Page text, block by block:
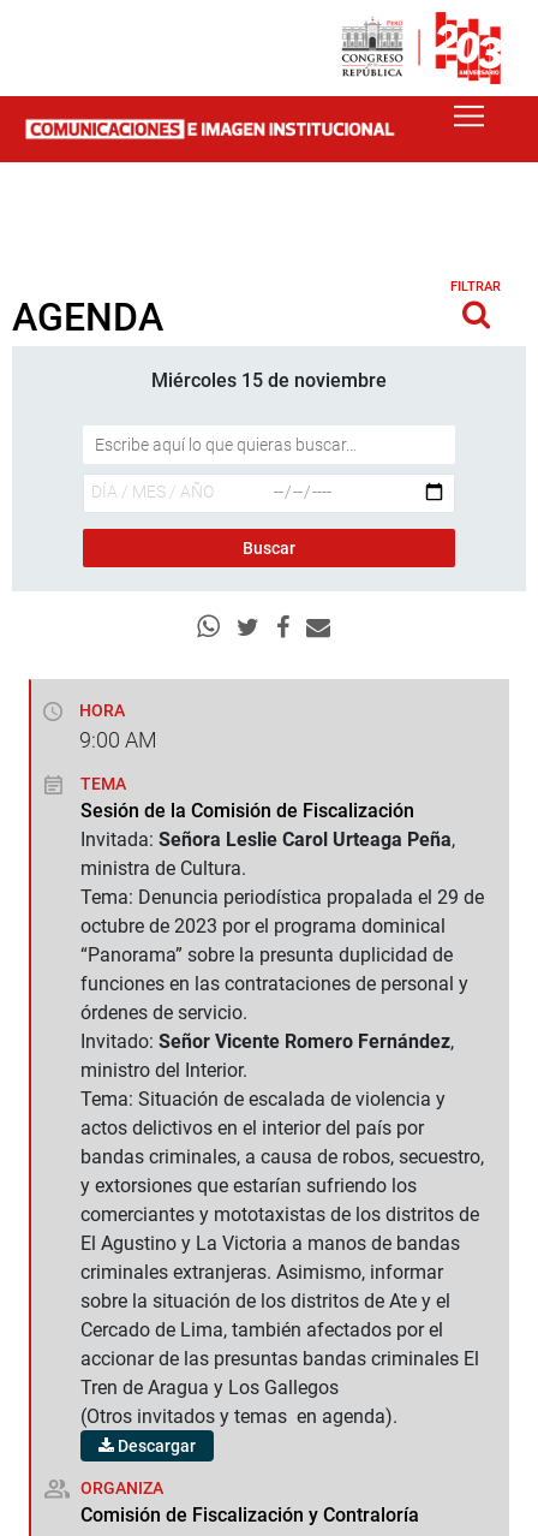
AGENDA
FILTRAR
Miércoles 15 de noviembre
HORA
9:00 AM
TEMA
Sesión de la Comisión de Fiscalización
Invitada: Señora Leslie Carol Urteaga Peña,
ministra de Cultura.
Tema: Denuncia periodística propalada el 29 de
octubre de 2023 por el programa dominical
“Panorama” sobre la presunta duplicidad de
funciones en las contrataciones de personal y
órdenes de servicio.
Invitado: Señor Vicente Romero Fernández,
ministro del Interior.
Tema: Situación de escalada de violencia y
actos delictivos en el interior del país por
bandas criminales, a causa de robos, secuestro,
y extorsiones que estarían sufriendo los
comerciantes y mototaxistas de los distritos de
El Agustino y La Victoria a manos de bandas
criminales extranjeras. Asimismo, informar
sobre la situación de los distritos de Ate y el
Cercado de Lima, también afectados por el
accionar de las presuntas bandas criminales El
Tren de Aragua y Los Gallegos
(Otros invitados y temas en agenda).
Descargar
ORGANIZA
Comisión de Fiscalización y Contraloría